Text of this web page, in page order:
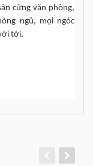
cứng văn phòng,
ngủ, mọi ngóc
tới.